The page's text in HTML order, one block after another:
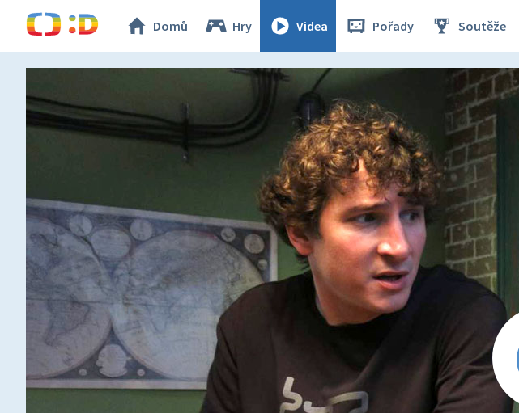
Domů Hry Videa Pořady Soutěže